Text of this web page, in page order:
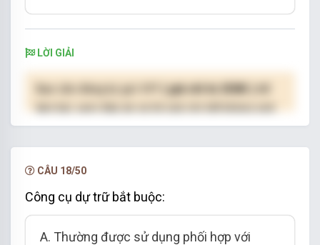
LỜI GIẢI
( giá chỉ từ 250K )
hạn.
CÂU 18/50
Công cụ dự trữ bắt buộc:
A. Thường được sử dụng phối hợp với